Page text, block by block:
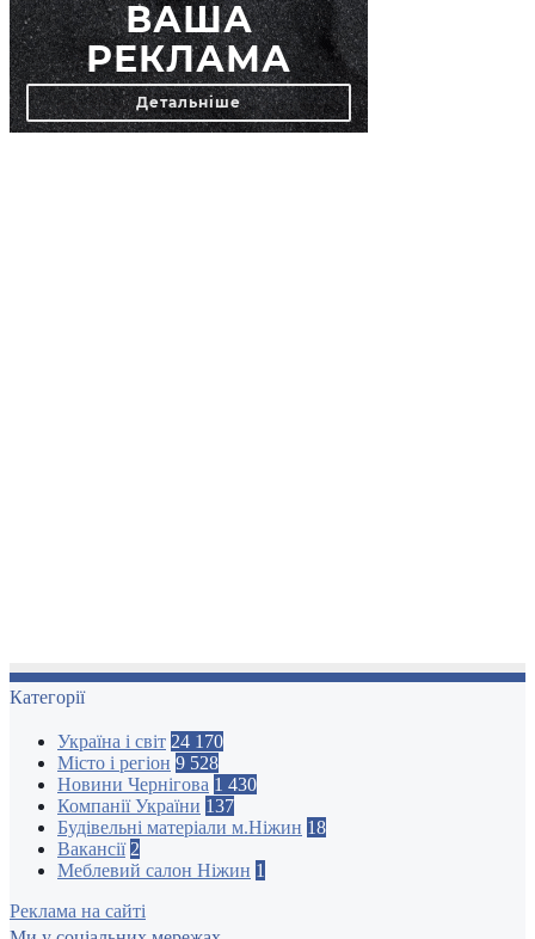
Категорії
Україна і світ 24 170
Місто і регіон 9 528
Новини Чернігова 1 430
Компанії України 137
Будівельні матеріали м.Ніжин 18
Вакансії 2
Меблевий салон Ніжин 1
Реклама на сайті